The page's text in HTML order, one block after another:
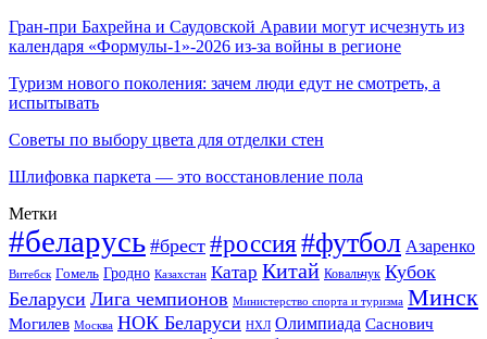
Гран-при Бахрейна и Саудовской Аравии могут исчезнуть из
календаря «Формулы-1»-2026 из-за войны в регионе
Туризм нового поколения: зачем люди едут не смотреть, а
испытывать
Советы по выбору цвета для отделки стен
Шлифовка паркета — это восстановление пола
Метки
#беларусь #брест #россия#футбол Азаренко
Витебск Гомель Гродно Казахстан Катар Китай Ковальчук Кубок
Беларуси Лига чемпионов Министерство спорта и туризма Минск
Могилев Москва НОК Беларуси НХЛ Олимпиада Саснович